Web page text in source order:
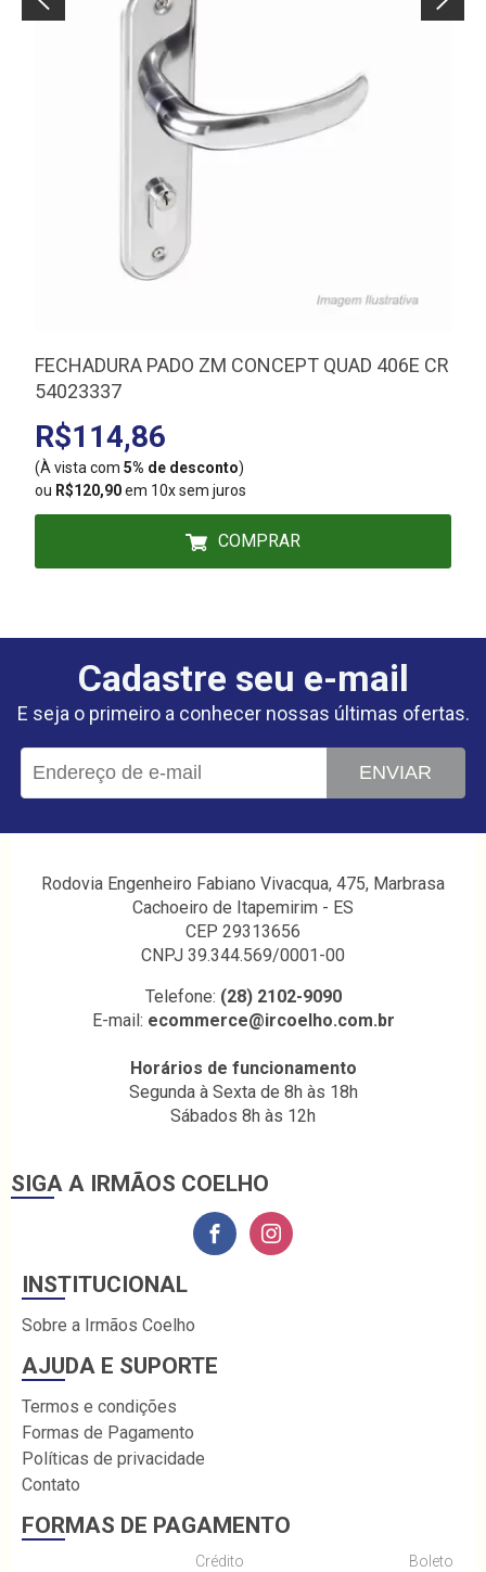
FECHADURA PADO ZM CONCEPT QUAD 406E CR
54023337
R$114,86
(À vista com 5% de desconto)
ou R$120,90em 10x sem juros
COMPRAR
Cadastre seu e-mail
E seja o primeiro a conhecer nossas últimas ofertas.
ENVIAR
Rodovia Engenheiro Fabiano Vivacqua, 475, Marbrasa
Cachoeiro de Itapemirim - ES
CEP 29313656
CNPJ 39.344.569/0001-00
Telefone: (28) 2102-9090
E-mail: ecommerce@ircoelho.com.br
Horários de funcionamento
Segunda à Sexta de 8h às 18h
Sábados 8h às 12h
SIGA A IRMÃOS COELHO
INSTITUCIONAL
Sobre a Irmãos Coelho
AJUDA E SUPORTE
Termos e condições
Formas de Pagamento
Políticas de privacidade
Contato
FORMAS DE PAGAMENTO
Crédito Boleto